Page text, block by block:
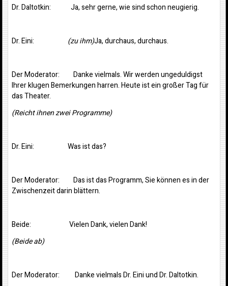
Dr. Daltotkin: Ja, sehr gerne, wie sind schon neugierig.
Dr. Eini: (zu ihm)Ja, durchaus, durchaus.
Der Moderator: Danke vielmals. Wir werden ungeduldigst
Ihrer klugen Bemerkungen harren. Heute ist ein großer Tag für
das Theater.
(Reicht ihnen zwei Programme)
Dr. Eini: Was ist das?
Der Moderator: Das ist das Programm, Sie können es in der
Zwischenzeit darin blättern.
Beide: Vielen Dank, vielen Dank!
(Beide ab)
Der Moderator: Danke vielmals Dr. Eini und Dr. Daltotkin.